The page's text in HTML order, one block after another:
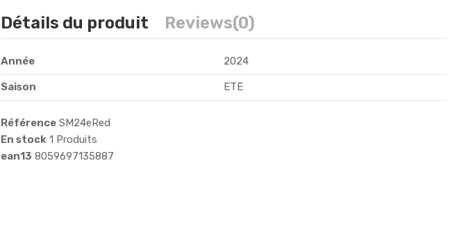
Détails du produit Reviews(0)
Année 2024
Saison ETE
Référence SM24eRed
En stock 1 Produits
ean13 8059697135887